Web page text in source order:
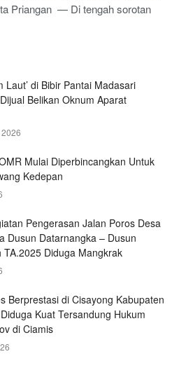
Priangan — Di tengah sorotan
Laut’ di Bibir Pantai Madasari
Belikan Oknum Aparat
Mulai Diperbincangkan Untuk
Kedepan
Pengerasan Jalan Poros Desa
Dusun Datarnangka – Dusun
TA.2025 Diduga Mangkrak
Berprestasi di Cisayong Kabupaten
Kuat Tersandung Hukum
di Ciamis